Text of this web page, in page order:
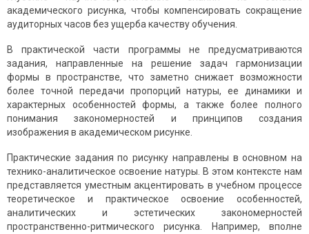
академического рисунка, чтобы компенсировать сокращение
аудиторных часов без ущерба качеству обучения.
В практической части программы не предусматриваются
задания, направленные на решение задач гармонизации
формы в пространстве, что заметно снижает возможности
более точной передачи пропорций натуры, ее динамики и
характерных особенностей формы, а также более полного
понимания закономерностей и принципов создания
изображения в академическом рисунке.
Практические задания по рисунку направлены в основном на
технико-аналитическое освоение натуры. В этом контексте нам
представляется уместным акцентировать в учебном процессе
теоретическое и практическое освоение особенностей,
аналитических и эстетических закономерностей
пространственно-ритмического рисунка. Например, вполне